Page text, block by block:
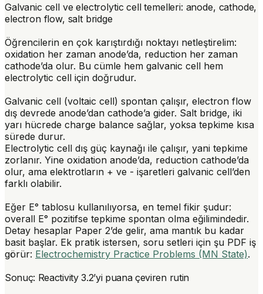
Galvanic cell ve electrolytic cell temelleri: anode, cathode,
electron flow, salt bridge
Öğrencilerin en çok karıştırdığı noktayı netleştirelim:
oxidation her zaman anode’da, reduction her zaman
cathode’da olur. Bu cümle hem galvanic cell hem
electrolytic cell için doğrudur.
Galvanic cell (voltaic cell) spontan çalışır, electron flow
dış devrede anode’dan cathode’a gider. Salt bridge, iki
yarı hücrede charge balance sağlar, yoksa tepkime kısa
sürede durur.
Electrolytic cell dış güç kaynağı ile çalışır, yani tepkime
zorlanır. Yine oxidation anode’da, reduction cathode’da
olur, ama elektrotların + ve - işaretleri galvanic cell’den
farklı olabilir.
Eğer E° tablosu kullanılıyorsa, en temel fikir şudur:
overall E° pozitifse tepkime spontan olma eğilimindedir.
Detay hesaplar Paper 2’de gelir, ama mantık bu kadar
basit başlar. Ek pratik istersen, soru setleri için şu PDF iş
görür: Electrochemistry Practice Problems (MN State).
Sonuç: Reactivity 3.2’yi puana çeviren rutin